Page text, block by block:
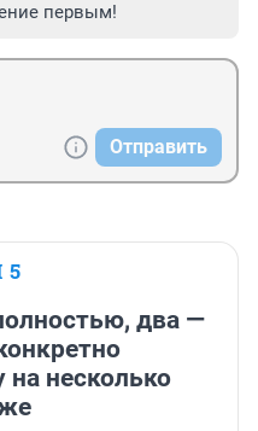
первым!
Отправить
5
два —
на несколько